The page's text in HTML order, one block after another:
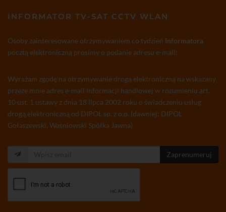
INFORMATOR TV-SAT CCTV WLAN
Osoby zainteresowane otrzymywaniem co tydzień Informatora
pocztą elektroniczną prosimy o podanie adresu e-mail:
Wyrażam zgodę na otrzymywanie drogą elektroniczną na wskazany
przeze mnie adres e-mail informacji handlowej w rozumieniu art.
10 ust. 1 ustawy z dnia 18 lipca 2002 roku o świadczeniu usług
drogą elektroniczną od DIPOL sp. z o.o. (dawniej: DIPOL
Gołaszewski, Waśniowski Spółka Jawna)
Zaprenumeruj